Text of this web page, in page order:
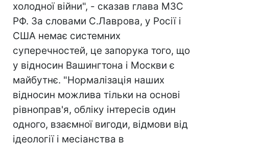
холодної війни", - сказав глава МЗС
РФ. За словами С.Лаврова, у Росії і
США немає системних
суперечностей, це запорука того, що
у відносин Вашингтона і Москви є
майбутнє. "Нормалізація наших
відносин можлива тільки на основі
рівноправ'я, обліку інтересів один
одного, взаємної вигоди, відмови від
ідеології і месіанства в